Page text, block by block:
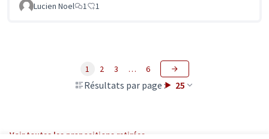
Lucien Noel 1 1
Résultats par page : 25
1 2 3 … 6
Voir toutes les propositions retirées